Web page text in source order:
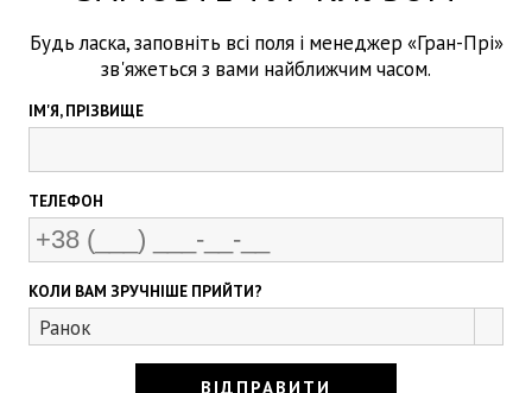
Будь ласка, заповніть всі поля і менеджер «Гран-Прі»
зв'яжеться з вами найближчим часом.
ІМ'Я, ПРІЗВИЩЕ
ТЕЛЕФОН
КОЛИ ВАМ ЗРУЧНІШЕ ПРИЙТИ?
Ранок